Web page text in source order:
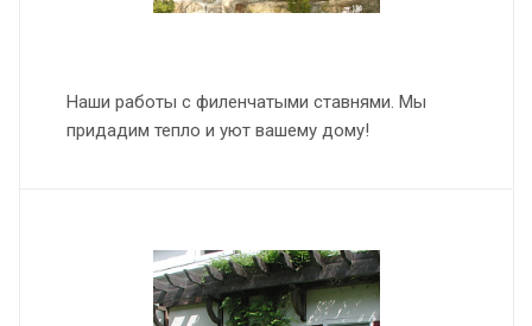
Наши работы с филенчатыми ставнями. Мы
придадим тепло и уют вашему дому!